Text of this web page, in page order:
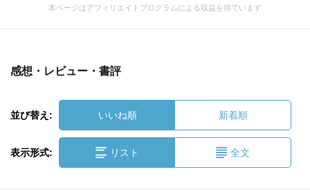
本ページはアフィリエイトプログラムによる収益を得ています
感想・レビュー・書評
並び替え: いいね順 新着順
表示形式: リスト 全文